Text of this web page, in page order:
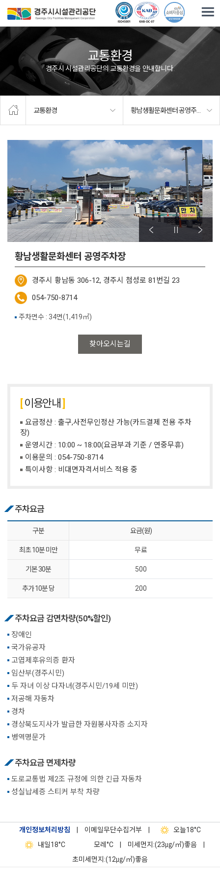
교통환경
경주시 시설관리공단의 교통환경을 안내합니다.
교통환경 황남생활문화센터 공영주차장
황남생활문화센터 공영주차장
경주시 황남동 306-12, 경주시 첨성로 81번길 23
054-750-8714
찾아오시는길
주차면수 : 34면(1,419㎡)
이용안내
요금정산 : 출구,사전무인정산 가능(카드결제 전용 주차
장)
운영시간 : 10:00 ~ 18:00(요금부과 기준 / 연중무휴)
이용문의 : 054-750-8714
특이사항 : 비대면자격서비스 적용 중
주차요금
구분 요금(원)
최초 10분 미만 무료
기본 30분 500
추가 10분 당 200
주차요금 감면차량(50%할인)
장애인
국가유공자
고엽제후유의증 환자
임산부(경주시민)
두 자녀 이상 다자녀(경주시민/19세 미만)
저공해 자동차
경차
경상북도지사가 발급한 자원봉사자증 소지자
병역명문가
주차요금 면제차량
도로교통법 제2조 규정에 의한 긴급 자동차
성실납세증 스티커 부착 차량
개인정보처리방침 이메일무단수집거부 오늘18°C
내일18°C 모레 °C 미세먼지:(23㎍/㎥)좋음
초미세먼지:(12㎍/㎥)좋음